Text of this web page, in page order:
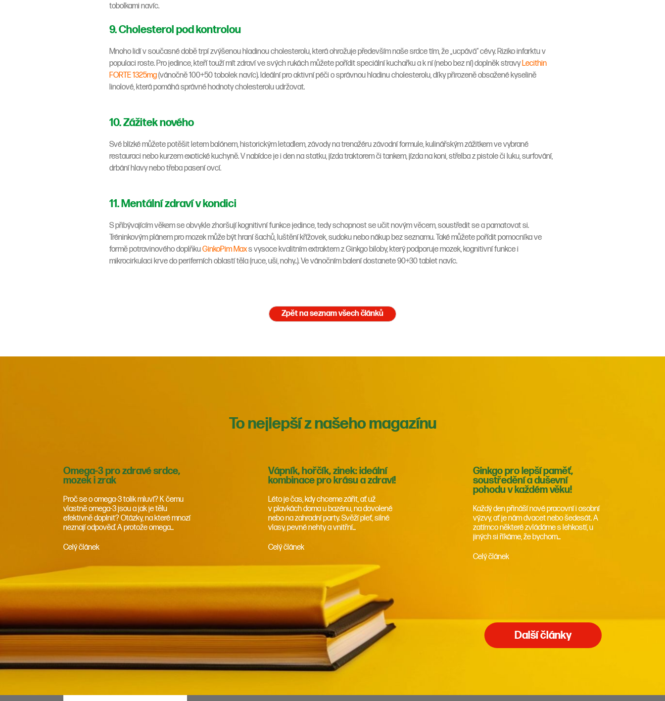
tobolkami navíc.
9. Cholesterol pod kontrolou
Mnoho lidí v současné době trpí zvýšenou hladinou cholesterolu, která ohrožuje především naše srdce tím, že „ucpává“ cévy. Riziko infarktu v
populaci roste. Pro jedince, kteří touží mít zdraví ve svých rukách můžete pořídit speciální kuchařku a k ní (nebo bez ní) doplněk stravyLecithin
FORTE 1325mg(vánočně 100+50 tobolek navíc). Ideální pro aktivní péči o správnou hladinu cholesterolu, díky přirozeně obsažené kyselině
linolové, která pomáhá správné hodnoty cholesterolu udržovat.
10. Zážitek nového
Své blízké můžete potěšit letem balónem, historickým letadlem, závody na trenažéru závodní formule, kulinářským zážitkem ve vybrané
restauraci nebo kurzem exotické kuchyně. V nabídce je i den na statku, jízda traktorem či tankem, jízda na koni, střelba z pistole či luku, surfování,
drbání hlavy nebo třeba pasení ovcí.
11. Mentální zdraví v kondici
S přibývajícím věkem se obvykle zhoršují kognitivní funkce jedince, tedy schopnost se učit novým věcem, soustředit se a pamatovat si.
Tréninkovým plánem pro mozek může být hraní šachů, luštění křížovek, sudoku nebo nákup bez seznamu. Také můžete pořídit pomocníka ve
formě potravinového doplňkuGinkoPim Maxs vysoce kvalitním extraktem z Ginkgo biloby, který podporuje mozek, kognitivní funkce i
mikrocirkulaci krve do periferních oblastí těla (ruce, uši, nohy..). Ve vánočním balení dostanete 90+30 tablet navíc.
Zpět na seznam všech článků
To nejlepší z našeho magazínu
Omega-3 pro zdravé srdce,
mozek i zrak
Proč se o omega-3 tolik mluví? K čemu
vlastně omega-3 jsou a jak je tělu
efektivně doplnit? Otázky, na které mnozí
neznají odpověď. A protože omega...
Celý článek
Vápník, hořčík, zinek: ideální
kombinace pro krásu a zdraví!
Léto je čas, kdy chceme zářit, ať už
v plavkách doma u bazénu, na dovolené
nebo na zahradní party. Svěží pleť, silné
vlasy, pevné nehty a vnitřní...
Celý článek
Ginkgo pro lepší paměť,
soustředění a duševní
pohodu v každém věku!
Každý den přináší nové pracovní i osobní
výzvy, ať je nám dvacet nebo šedesát. A
zatímco některé zvládáme s lehkostí, u
jiných si říkáme, že bychom...
Celý článek
Další články